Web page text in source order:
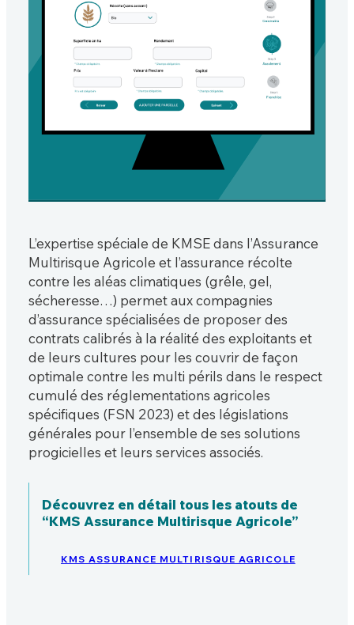
L’expertise spéciale de KMSE dans l’Assurance
Multirisque Agricole et l’assurance récolte
contre les aléas climatiques (grêle, gel,
sécheresse…) permet aux compagnies
d’assurance spécialisées de proposer des
contrats calibrés à la réalité des exploitants et
de leurs cultures pour les couvrir de façon
optimale contre les multi périls dans le respect
cumulé des réglementations agricoles
spécifiques (FSN 2023) et des législations
générales pour l’ensemble de ses solutions
progicielles et leurs services associés.
Découvrez en détail tous les atouts de
“KMS Assurance Multirisque Agricole”
KMS ASSURANCE MULTIRISQUE AGRICOLE